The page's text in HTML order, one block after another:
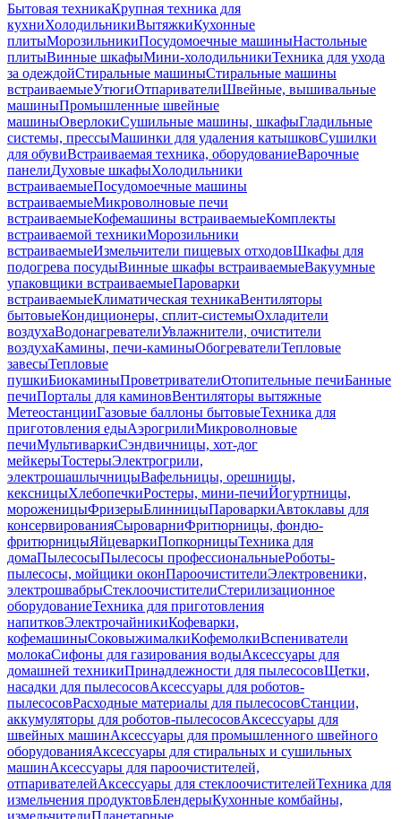
Бытовая техникаКрупная техника для
кухниХолодильникиВытяжкиКухонные
плитыМорозильникиПосудомоечные машиныНастольные
плитыВинные шкафыМини-холодильникиТехника для ухода
за одеждойСтиральные машиныСтиральные машины
встраиваемыеУтюгиОтпаривателиШвейные, вышивальные
машиныПромышленные швейные
машиныОверлокиСушильные машины, шкафыГладильные
системы, прессыМашинки для удаления катышковСушилки
для обувиВстраиваемая техника, оборудованиеВарочные
панелиДуховые шкафыХолодильники
встраиваемыеПосудомоечные машины
встраиваемыеМикроволновые печи
встраиваемыеКофемашины встраиваемыеКомплекты
встраиваемой техникиМорозильники
встраиваемыеИзмельчители пищевых отходовШкафы для
подогрева посудыВинные шкафы встраиваемыеВакуумные
упаковщики встраиваемыеПароварки
встраиваемыеКлиматическая техникаВентиляторы
бытовыеКондиционеры, сплит-системыОхладители
воздухаВодонагревателиУвлажнители, очистители
воздухаКамины, печи-каминыОбогревателиТепловые
завесыТепловые
пушкиБиокаминыПроветривателиОтопительные печиБанные
печиПорталы для каминовВентиляторы вытяжные
МетеостанцииГазовые баллоны бытовыеТехника для
приготовления едыАэрогрилиМикроволновые
печиМультиваркиСэндвичницы, хот-дог
мейкерыТостерыЭлектрогрили,
электрошашлычницыВафельницы, орешницы,
кексницыХлебопечкиРостеры, мини-печиЙогуртницы,
мороженицыФризерыБлинницыПароваркиАвтоклавы для
консервированияСыроварниФритюрницы, фондю-
фритюрницыЯйцеваркиПопкорницыТехника для
домаПылесосыПылесосы профессиональныеРоботы-
пылесосы, мойщики оконПароочистителиЭлектровеники,
электрошвабрыСтеклоочистителиСтерилизационное
оборудованиеТехника для приготовления
напитковЭлектрочайникиКофеварки,
кофемашиныСоковыжималкиКофемолкиВспениватели
молокаСифоны для газирования водыАксессуары для
домашней техникиПринадлежности для пылесосовЩетки,
насадки для пылесосовАксессуары для роботов-
пылесосовРасходные материалы для пылесосовСтанции,
аккумуляторы для роботов-пылесосовАксессуары для
швейных машинАксессуары для промышленного швейного
оборудованияАксессуары для стиральных и сушильных
машинАксессуары для пароочистителей,
отпаривателейАксессуары для стеклоочистителейТехника для
измельчения продуктовБлендерыКухонные комбайны,
измельчителиПланетарные